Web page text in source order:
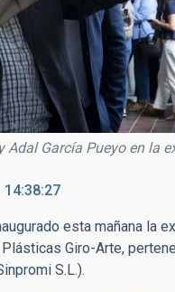
García Pueyo en la
esta mañana la
Giro-Arte,
S.L.).